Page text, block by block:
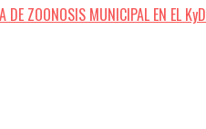
ZOONOSIS MUNICIPAL EN EL KyD